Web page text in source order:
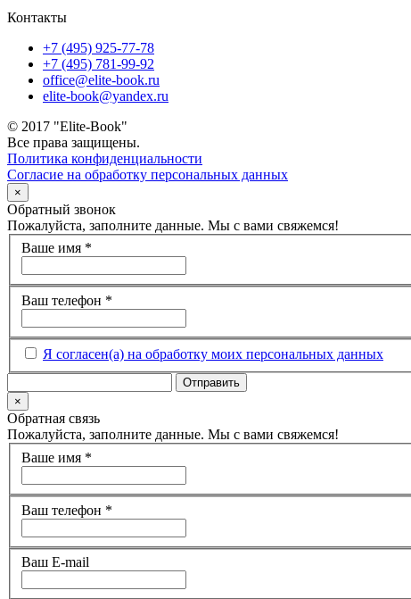
Контакты
+7 (495) 925-77-78
+7 (495) 781-99-92
office@elite-book.ru
elite-book@yandex.ru
© 2017 "Elite-Book"
Все права защищены.
Политика конфиденциальности
Согласие на обработку персональных данных
×
Обратный звонок
Пожалуйста, заполните данные. Мы с вами свяжемся!
Ваше имя *
Ваш телефон *
Я согласен(а) на обработку моих персональных данных
×
Обратная связь
Пожалуйста, заполните данные. Мы с вами свяжемся!
Ваше имя *
Ваш телефон *
Ваш E-mail